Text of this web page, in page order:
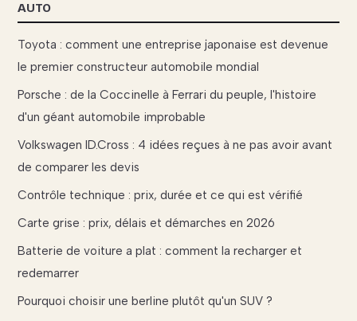
AUTO
Toyota : comment une entreprise japonaise est devenue
le premier constructeur automobile mondial
Porsche : de la Coccinelle à Ferrari du peuple, l'histoire
d'un géant automobile improbable
Volkswagen ID.Cross : 4 idées reçues à ne pas avoir avant
de comparer les devis
Contrôle technique : prix, durée et ce qui est vérifié
Carte grise : prix, délais et démarches en 2026
Batterie de voiture a plat : comment la recharger et
redemarrer
Pourquoi choisir une berline plutôt qu'un SUV ?